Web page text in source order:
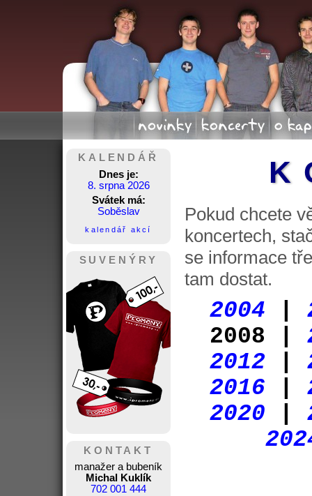
novinky koncerty o
KALENDÁŘ
Dnes je:
8. srpna 2026
Svátek má:
Soběslav
kalendář akcí
SUVENÝRY
KONTAKT
manažer a bubeník
Michal Kuklík
702 001 444
Pokud chcete
koncertech,
se informace
tam dostat.
2004
2008 |
2012
2016
2020